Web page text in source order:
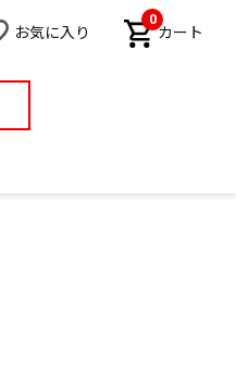
お気に入り カート
0